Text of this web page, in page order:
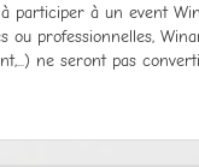
participer à un event
ou professionnelles,
ne seront pas